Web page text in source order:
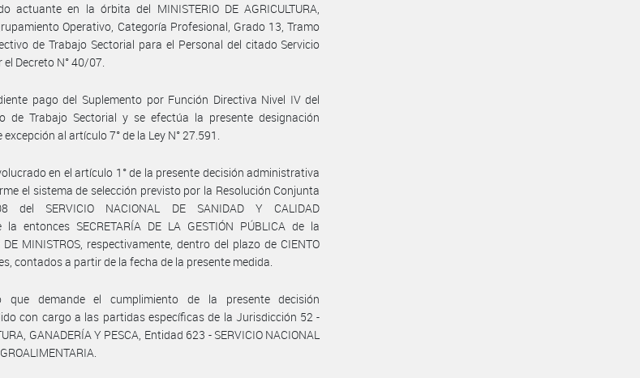
actuante en la órbita del MINISTERIO DE AGRICULTURA,
Operativo, Categoría Profesional, Grado 13, Tramo
de Trabajo Sectorial para el Personal del citado Servicio
Decreto N° 40/07.
pago del Suplemento por Función Directiva Nivel IV del
de Trabajo Sectorial y se efectúa la presente designación
al artículo 7° de la Ley N° 27.591.
en el artículo 1° de la presente decisión administrativa
el sistema de selección previsto por la Resolución Conjunta
SERVICIO NACIONAL DE SANIDAD Y CALIDAD
la entonces SECRETARÍA DE LA GESTIÓN PÚBLICA de la
DE MINISTROS, respectivamente, dentro del plazo de CIENTO
contados a partir de la fecha de la presente medida.
que demande el cumplimiento de la presente decisión
con cargo a las partidas específicas de la Jurisdicción 52 -
GANADERÍA Y PESCA, Entidad 623 - SERVICIO NACIONAL